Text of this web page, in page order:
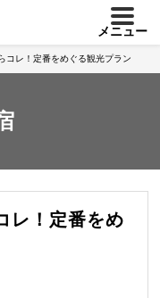
メニュー
コレ！定番をめぐる観光プラン
レ！定番をめ